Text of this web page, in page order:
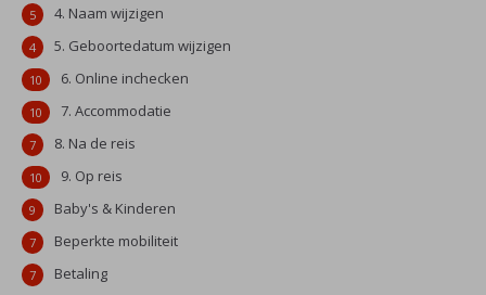
4. Naam wijzigen
5
5. Geboortedatum wijzigen
4
6. Online inchecken
10
7. Accommodatie
10
8. Na de reis
7
9. Op reis
10
Baby's & Kinderen
9
Beperkte mobiliteit
7
Betaling
7